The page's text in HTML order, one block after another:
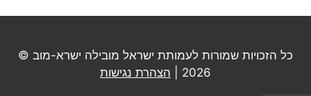
כל הזכויות שמורות לעמותת ישראל מובילה ישרא-מוב ©
2026 |
הצהרת נגישות